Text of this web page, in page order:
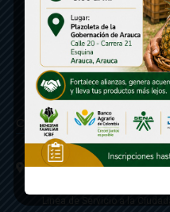
Contáctenos
Calle 20 - Carrera 21 Esquina